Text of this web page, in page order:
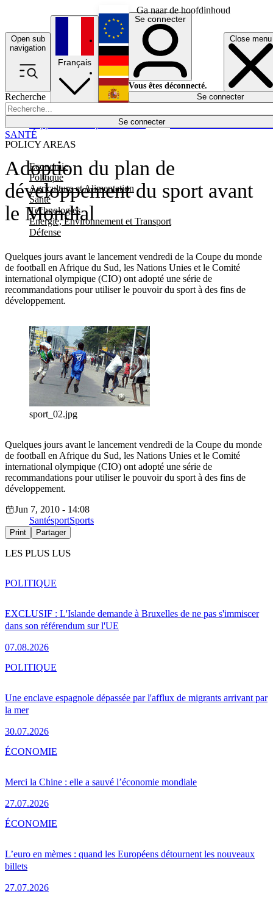
Ga naar de hoofdinhoud
Open sub
navigation
Close menu
Recherche
Se connecter
POLICY AREAS
Economie
Politique
Agriculture et Alimentation
Santé
Technologies
Energie, Environnement et Transport
Défense
Économie
Français
English
Deutsch
Español
Se connecter
Vous êtes déconnecté.
Se connecter
Adoption du plan de
développement du sport avant
le Mondial
Quelques jours avant le lancement vendredi de la Coupe du monde
de football en Afrique du Sud, les Nations Unies et le Comité
international olympique (CIO) ont adopté une série de
recommandations pour utiliser le pouvoir du sport à des fins de
développement.
SANTÉ
sport_02.jpg
Quelques jours avant le lancement vendredi de la Coupe du monde
de football en Afrique du Sud, les Nations Unies et le Comité
international olympique (CIO) ont adopté une série de
recommandations pour utiliser le pouvoir du sport à des fins de
développement.
Jun 7, 2010 - 14:08
SantésportSports
Print Partager
LES PLUS LUS
EXCLUSIF : L'Islande demande à Bruxelles de ne pas s'immiscer
dans son référendum sur l'UE
07.08.2026
POLITIQUE
Une enclave espagnole dépassée par l'afflux de migrants arrivant par
la mer
30.07.2026
POLITIQUE
Merci la Chine : elle a sauvé l’économie mondiale
27.07.2026
ÉCONOMIE
L’euro en mèmes : quand les Européens détournent les nouveaux
billets
27.07.2026
ÉCONOMIE